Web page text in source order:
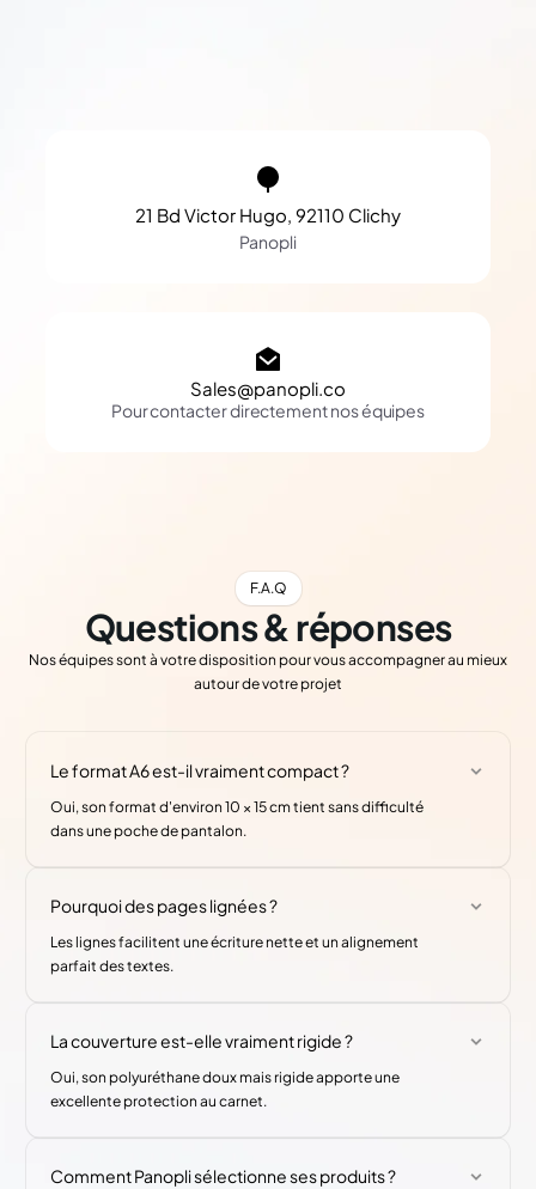
21 Bd Victor Hugo, 92110 Clichy
Panopli
Sales@panopli.co
Pour contacter directement nos équipes
F.A.Q
Questions & réponses
Nos équipes sont à votre disposition pour vous accompagner au mieux
autour de votre projet
Le format A6 est-il vraiment compact ?
Oui, son format d'environ 10 × 15 cm tient sans difficulté
dans une poche de pantalon.
Pourquoi des pages lignées ?
Les lignes facilitent une écriture nette et un alignement
parfait des textes.
La couverture est-elle vraiment rigide ?
Oui, son polyuréthane doux mais rigide apporte une
excellente protection au carnet.
Comment Panopli sélectionne ses produits ?